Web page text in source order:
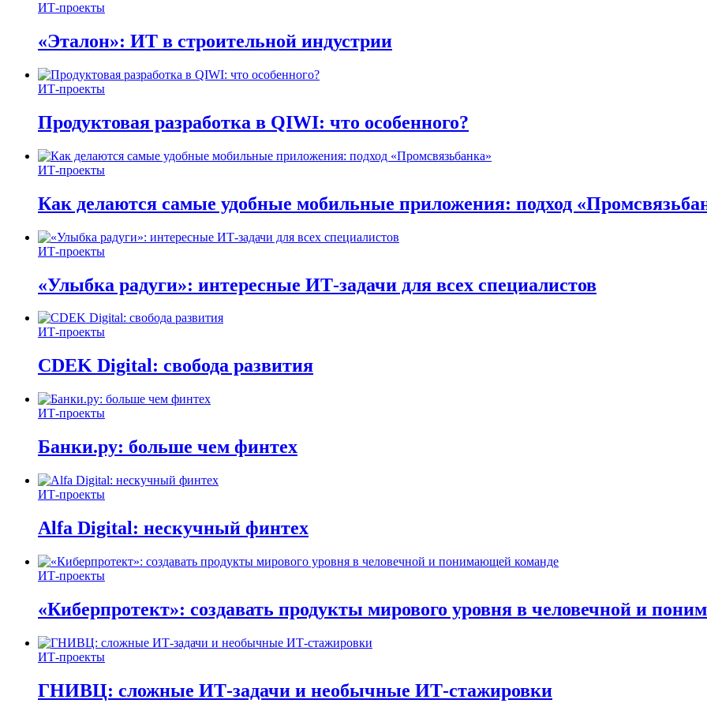
ИТ-проекты
«Эталон»: ИТ в строительной индустрии
ИТ-проекты
Продуктовая разработка в QIWI: что особенного?
ИТ-проекты
Как делаются самые удобные мобильные приложения: подход
ИТ-проекты
«Улыбка радуги»: интересные ИТ-задачи для всех специалистов
ИТ-проекты
CDEK Digital: свобода развития
ИТ-проекты
Банки.ру: больше чем финтех
ИТ-проекты
Alfa Digital: нескучный финтех
ИТ-проекты
«Киберпротект»: создавать продукты мирового уровня в человечной и
ИТ-проекты
ГНИВЦ: сложные ИТ‑задачи и необычные ИТ‑стажировки